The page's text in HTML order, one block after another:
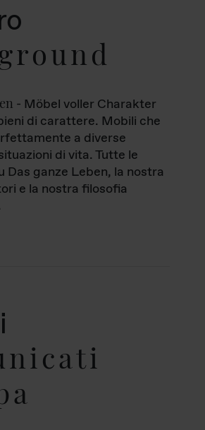
- Möbel voller Charakter
di carattere. Mobili che
a diverse
di vita. Tutte le
Das ganze Leben, la nostra
e la nostra filosofia